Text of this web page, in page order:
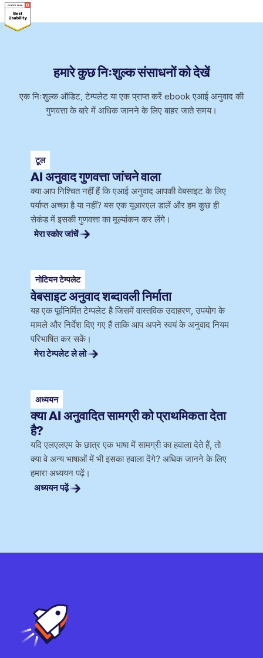
हमारे कुछ निःशुल्क संसाधनों को देखें
एक निःशुल्क ऑडिट, टेम्पलेट या एक प्राप्त करें ebook एआई अनुवाद की
गुणवत्ता के बारे में अधिक जानने के लिए बाहर जाते समय।
टूल
AI अनुवाद गुणवत्ता जांचने वाला
क्या आप निश्चित नहीं हैं कि एआई अनुवाद आपकी वेबसाइट के लिए
पर्याप्त अच्छा है या नहीं? बस एक यूआरएल डालें और हम कुछ ही
सेकंड में इसकी गुणवत्ता का मूल्यांकन कर लेंगे।
मेरा स्कोर जांचें
नोटियन टेम्पलेट
वेबसाइट अनुवाद शब्दावली निर्माता
यह एक पूर्वनिर्मित टेम्पलेट है जिसमें वास्तविक उदाहरण, उपयोग के
मामले और निर्देश दिए गए हैं ताकि आप अपने स्वयं के अनुवाद नियम
परिभाषित कर सकें।
मेरा टेम्पलेट ले लो
अध्ययन
क्या AI अनुवादित सामग्री को प्राथमिकता देता
है?
यदि एलएलएम के छात्र एक भाषा में सामग्री का हवाला देते हैं, तो
क्या वे अन्य भाषाओं में भी इसका हवाला देंगे? अधिक जानने के लिए
हमारा अध्ययन पढ़ें।
अध्ययन पढ़ें